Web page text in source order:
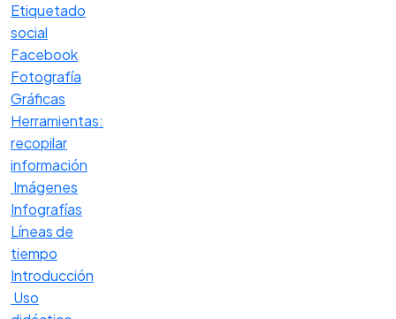
Etiquetado
social
Facebook
Fotografía
Gráficas
Herramientas:
recopilar
información
Imágenes
Infografías
Líneas de
tiempo
Introducción
Uso